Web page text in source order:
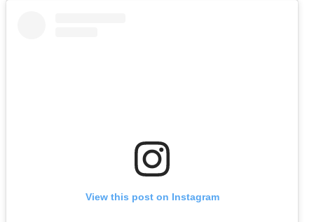
View this post on Instagram